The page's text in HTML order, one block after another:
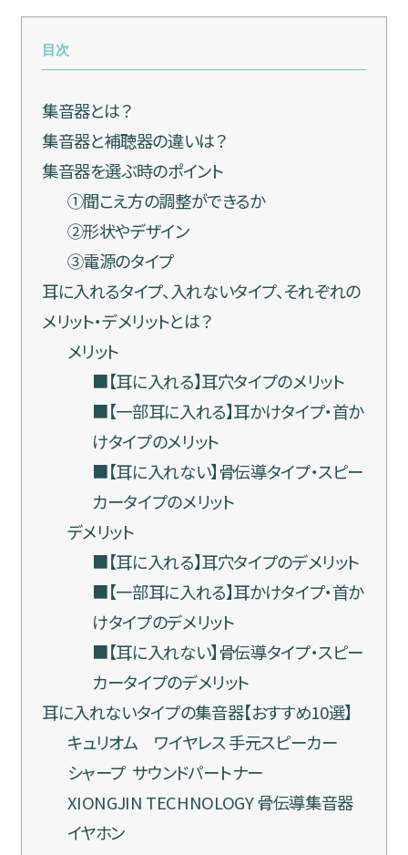
目次
集音器とは？
集音器と補聴器の違いは？
集音器を選ぶ時のポイント
①聞こえ方の調整ができるか
②形状やデザイン
③電源のタイプ
耳に入れるタイプ、入れないタイプ、それぞれの
メリット・デメリットとは？
メリット
■【耳に入れる】耳穴タイプのメリット
■【一部耳に入れる】耳かけタイプ・首か
けタイプのメリット
■【耳に入れない】骨伝導タイプ・スピー
カータイプのメリット
デメリット
■【耳に入れる】耳穴タイプのデメリット
■【一部耳に入れる】耳かけタイプ・首か
けタイプのデメリット
■【耳に入れない】骨伝導タイプ・スピー
カータイプのデメリット
耳に入れないタイプの集音器【おすすめ10選】
キュリオム ワイヤレス 手元スピーカー
シャープ サウンドパートナー
XIONGJIN TECHNOLOGY 骨伝導集音器
イヤホン